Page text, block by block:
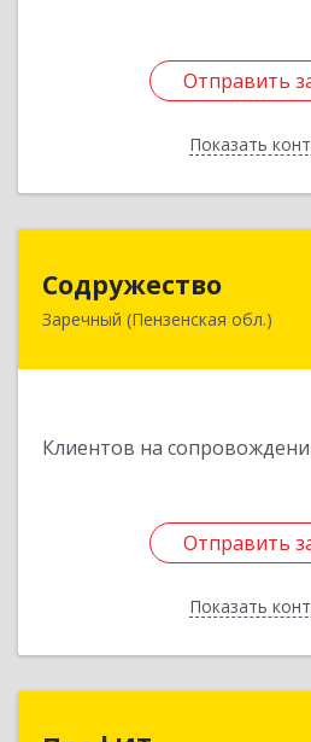
Отправить
Показать
Отправить
Назад
Содружество
Заречный (Пензенская обл.)
Клиентов на
Отправить
Показать
442962,
Отправить
Назад